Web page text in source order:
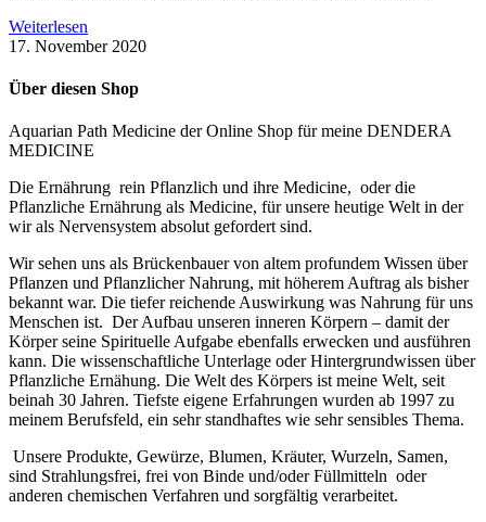
Weiterlesen
17. November 2020
Über diesen Shop
Aquarian Path Medicine der Online Shop für meine DENDERA
MEDICINE
Die Ernährung rein Pflanzlich und ihre Medicine, oder die
Pflanzliche Ernährung als Medicine, für unsere heutige Welt in der
wir als Nervensystem absolut gefordert sind.
Wir sehen uns als Brückenbauer von altem profundem Wissen über
Pflanzen und Pflanzlicher Nahrung, mit höherem Auftrag als bisher
bekannt war. Die tiefer reichende Auswirkung was Nahrung für uns
Menschen ist. Der Aufbau unseren inneren Körpern – damit der
Körper seine Spirituelle Aufgabe ebenfalls erwecken und ausführen
kann. Die wissenschaftliche Unterlage oder Hintergrundwissen über
Pflanzliche Ernähung. Die Welt des Körpers ist meine Welt, seit
beinah 30 Jahren. Tiefste eigene Erfahrungen wurden ab 1997 zu
meinem Berufsfeld, ein sehr standhaftes wie sehr sensibles Thema.
Unsere Produkte, Gewürze, Blumen, Kräuter, Wurzeln, Samen,
sind Strahlungsfrei, frei von Binde und/oder Füllmitteln oder
anderen chemischen Verfahren und sorgfältig verarbeitet.